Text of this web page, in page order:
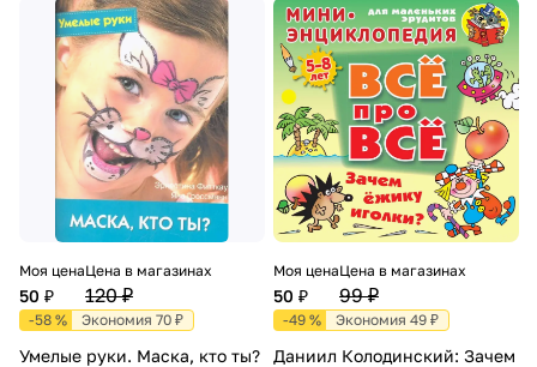
Моя цена
50 ₽
Цена в магазинах
120 ₽
-58 % Экономия 70 ₽
Умелые руки. Маска, кто ты?
Моя цена
50 ₽
Цена в магазинах
99 ₽
-49 % Экономия 49 ₽
Даниил Колодинский: Зачем